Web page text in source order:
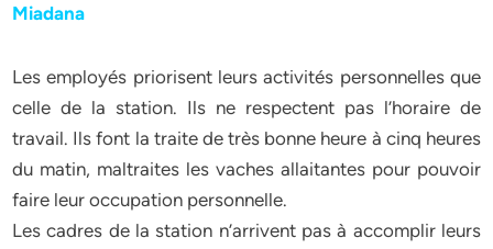
Miadana
Les employés priorisent leurs activités personnelles que
celle de la station. Ils ne respectent pas l’horaire de
travail. Ils font la traite de très bonne heure à cinq heures
du matin, maltraites les vaches allaitantes pour pouvoir
faire leur occupation personnelle.
Les cadres de la station n’arrivent pas à accomplir leurs